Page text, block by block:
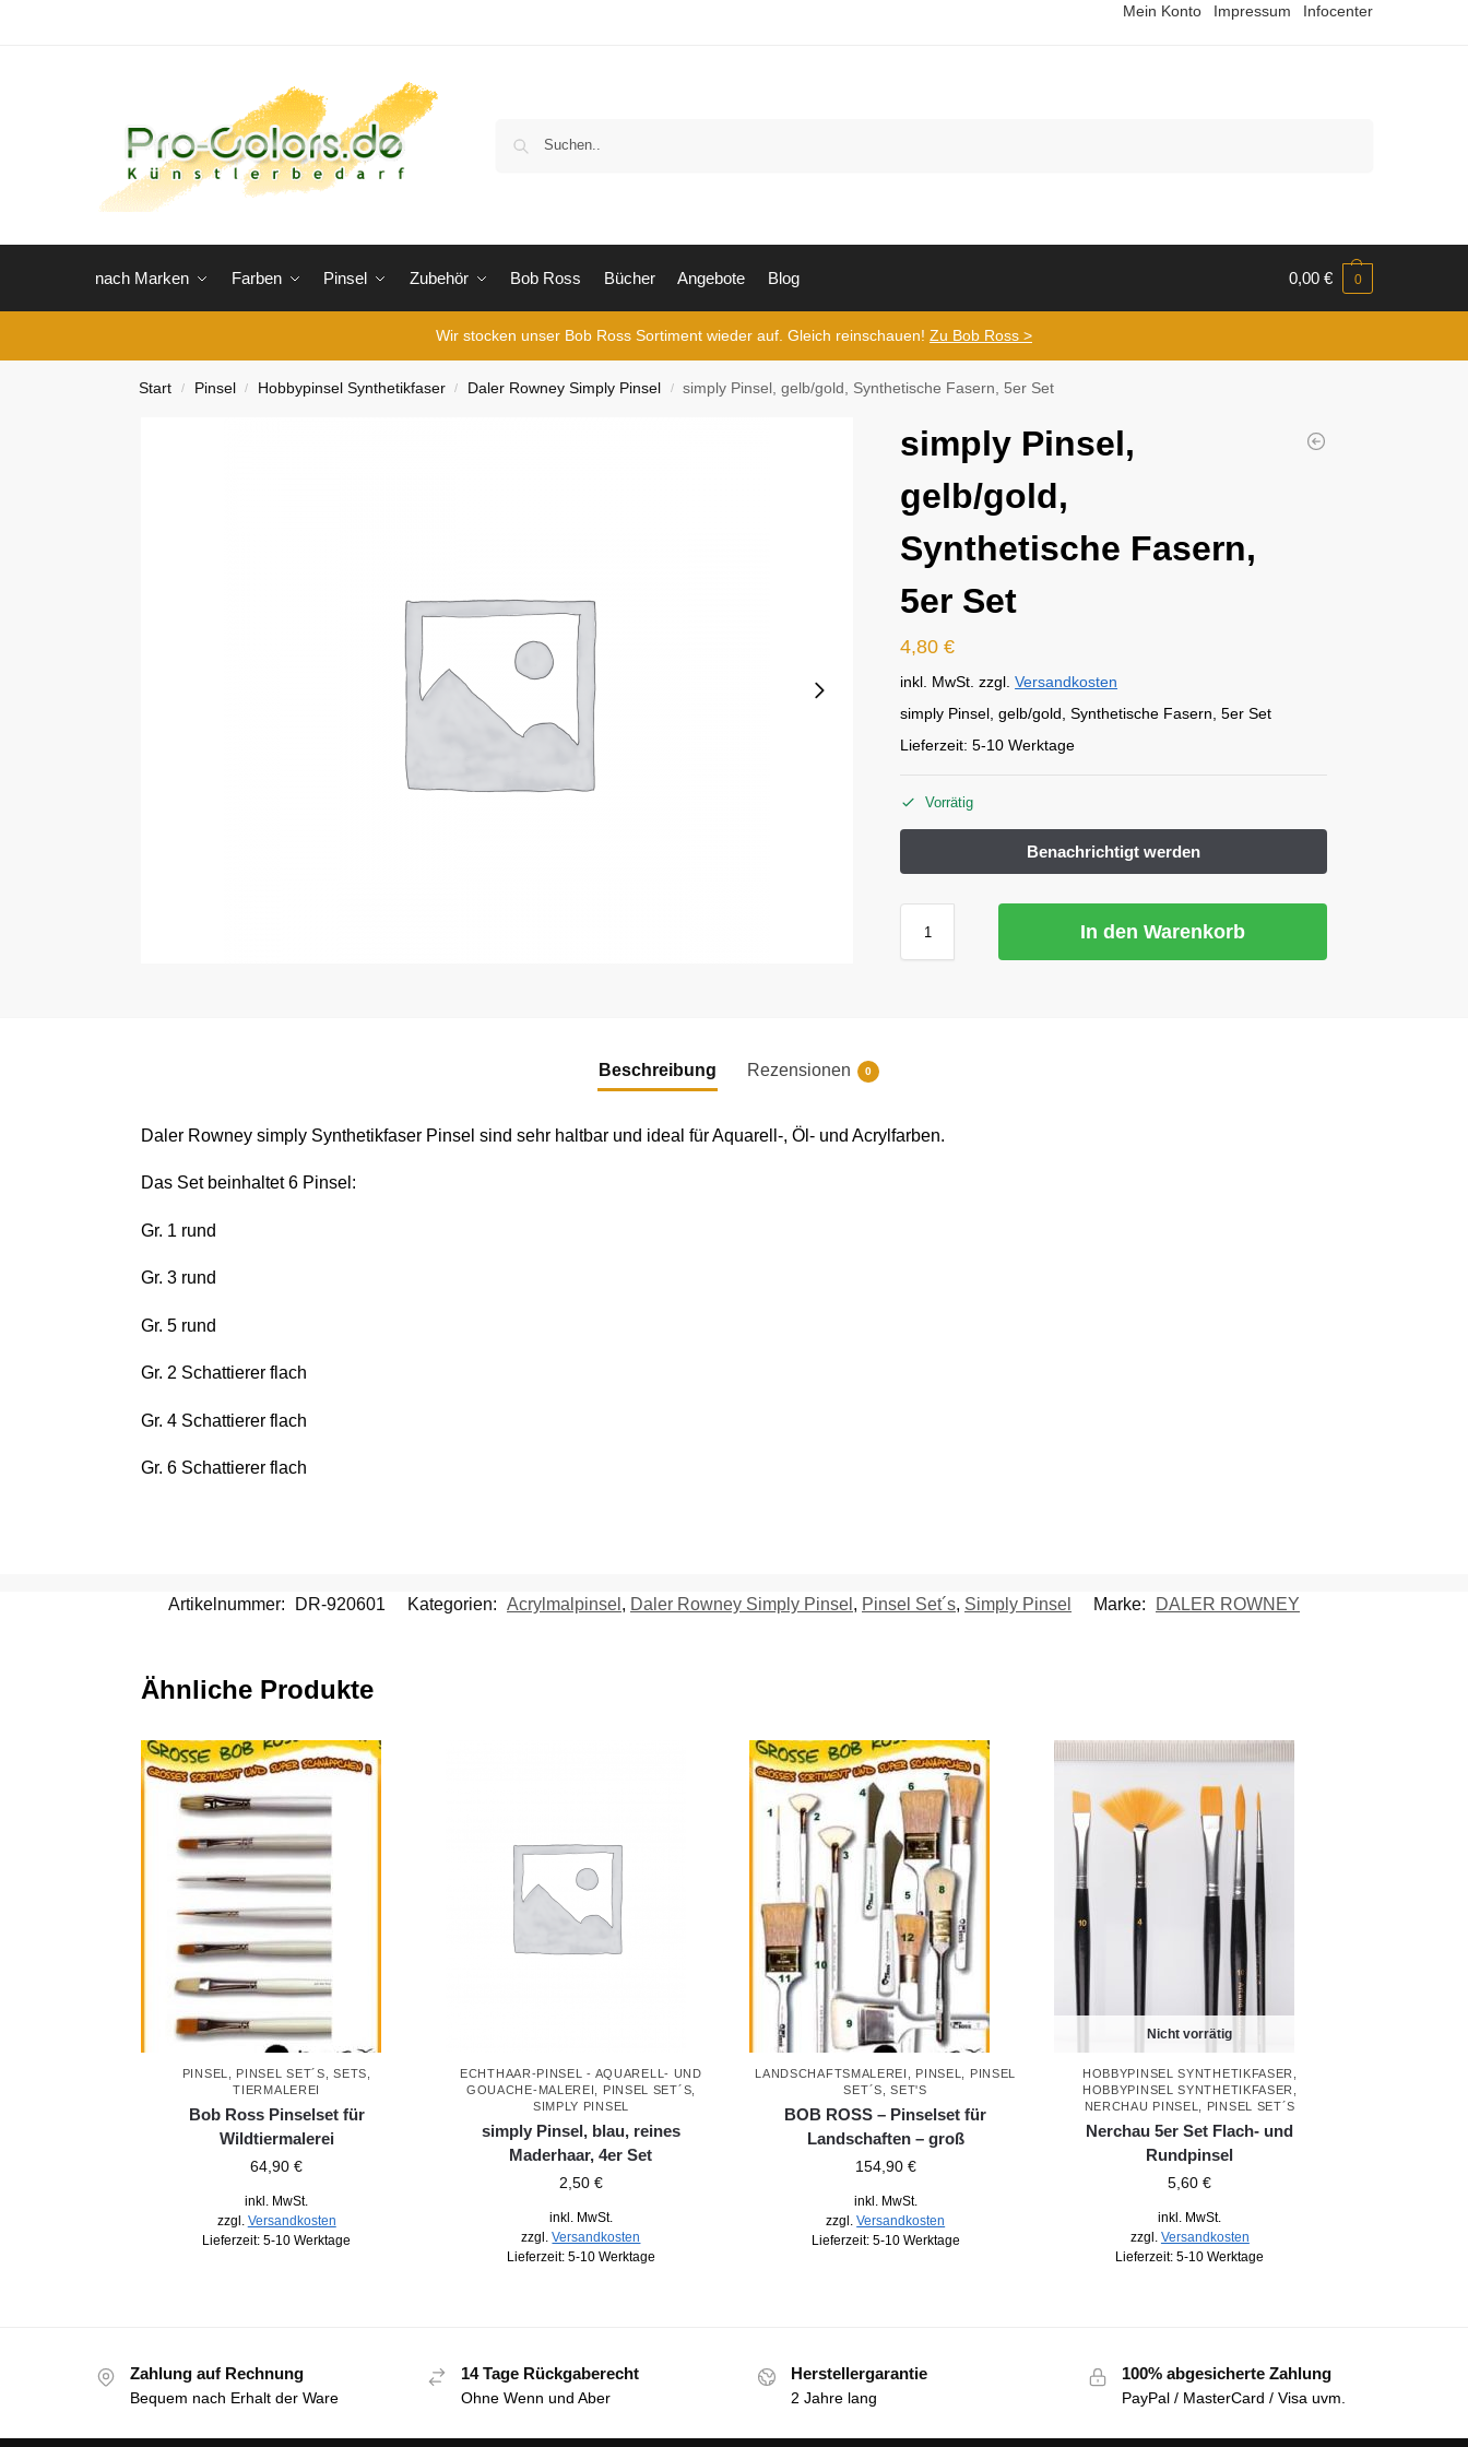
Mein Konto Impressum Infocenter
nach Marken Farben Pinsel Zubehör Bob Ross Bücher Angebote Blog 0,00 € 0
Wir stocken unser Bob Ross Sortiment wieder auf. Gleich reinschauen! Zu Bob Ross >
Start / Pinsel / Hobbypinsel Synthetikfaser / Daler Rowney Simply Pinsel / simply Pinsel, gelb/gold, Synthetische Fasern, 5er Set
simply Pinsel,
gelb/gold,
Synthetische Fasern,
5er Set
4,80€
inkl. MwSt. zzgl.Versandkosten
simply Pinsel, gelb/gold, Synthetische Fasern, 5er Set
Lieferzeit:5-10 Werktage
Vorrätig
In den Warenkorb
Beschreibung Rezensionen 0
Daler Rowney simply Synthetikfaser Pinsel sind sehr haltbar und ideal für Aquarell-, Öl- und Acrylfarben.
Das Set beinhaltet 6 Pinsel:
Gr. 1 rund
Gr. 3 rund
Gr. 5 rund
Gr. 2 Schattierer flach
Gr. 4 Schattierer flach
Gr. 6 Schattierer flach
Artikelnummer: DR-920601 Kategorien: Acrylmalpinsel , Daler Rowney Simply Pinsel , Pinsel Set´s, Simply Pinsel Marke: DALER ROWNEY
Ähnliche Produkte
PINSEL PINSEL SET´S ,SETS
TIERMALEREI
Bob Ross Pinselset für
Wildtiermalerei
64,90€
inkl. MwSt.
zzgl. Versandkosten
Lieferzeit:5-10 Werktage
ECHTHAAR-PINSEL - AQUARELL- UND
GOUACHE-MALEREI
PINSEL SET´S
SIMPLY PINSEL
simply Pinsel, blau, reines
Maderhaar, 4er Set
2,50 €
inkl. MwSt.
zzgl.Versandkosten
Lieferzeit: 5-10 Werktage
LANDSCHAFTSMALEREI PINSEL
PINSEL
SET´S ,SET'S
BOB ROSS – Pinselset für
Landschaften – groß
154,90 €
inkl. MwSt.
zzgl.Versandkosten
Lieferzeit: 5-10 Werktage
Nicht vorrätig
HOBBYPINSEL SYNTHETIKFASER
HOBBYPINSEL SYNTHETIKFASER
NERCHAU PINSEL
PINSEL SET´S
Nerchau 5er Set Flach- und
Rundpinsel
5,60€
inkl. MwSt.
zzgl. Versandkosten
Lieferzeit:5-10 Werktage
Zahlung auf Rechnung
Bequem nach Erhalt der Ware
14 Tage Rückgaberecht
Ohne Wenn und Aber
Herstellergarantie
2 Jahre lang
100% abgesicherte Zahlung
PayPal / MasterCard / Visa uvm.